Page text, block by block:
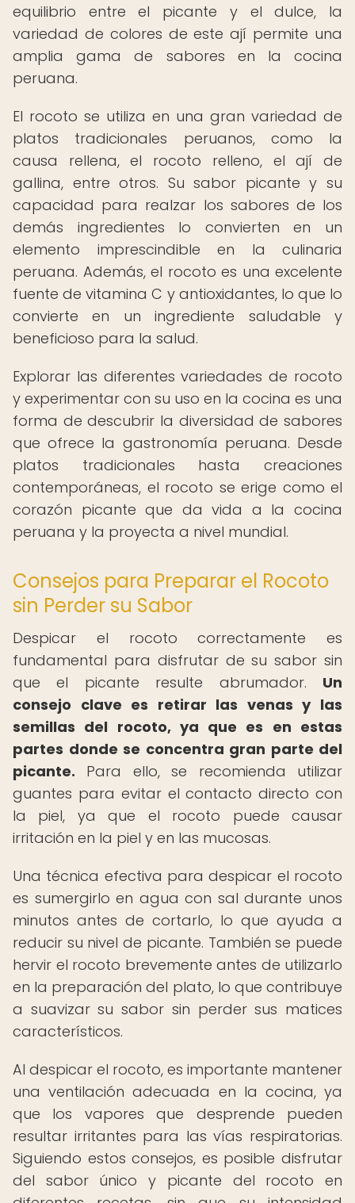
equilibrio entre el picante y el dulce, la
variedad de colores de este ají permite una
amplia gama de sabores en la cocina
peruana.
El rocoto se utiliza en una gran variedad de
platos tradicionales peruanos, como la
causa rellena, el rocoto relleno, el ají de
gallina, entre otros. Su sabor picante y su
capacidad para realzar los sabores de los
demás ingredientes lo convierten en un
elemento imprescindible en la culinaria
peruana. Además, el rocoto es una excelente
fuente de vitamina C y antioxidantes, lo que lo
convierte en un ingrediente saludable y
beneficioso para la salud.
Explorar las diferentes variedades de rocoto
y experimentar con su uso en la cocina es una
forma de descubrir la diversidad de sabores
que ofrece la gastronomía peruana. Desde
platos tradicionales hasta creaciones
contemporáneas, el rocoto se erige como el
corazón picante que da vida a la cocina
peruana y la proyecta a nivel mundial.
Consejos para Preparar el Rocoto
sin Perder su Sabor
Despicar el rocoto correctamente es
fundamental para disfrutar de su sabor sin
que el picante resulte abrumador. Un
consejo clave es retirar las venas y las
semillas del rocoto, ya que es en estas
partes donde se concentra gran parte del
picante. Para ello, se recomienda utilizar
guantes para evitar el contacto directo con
la piel, ya que el rocoto puede causar
irritación en la piel y en las mucosas.
Una técnica efectiva para despicar el rocoto
es sumergirlo en agua con sal durante unos
minutos antes de cortarlo, lo que ayuda a
reducir su nivel de picante. También se puede
hervir el rocoto brevemente antes de utilizarlo
en la preparación del plato, lo que contribuye
a suavizar su sabor sin perder sus matices
característicos.
Al despicar el rocoto, es importante mantener
una ventilación adecuada en la cocina, ya
que los vapores que desprende pueden
resultar irritantes para las vías respiratorias.
Siguiendo estos consejos, es posible disfrutar
del sabor único y picante del rocoto en